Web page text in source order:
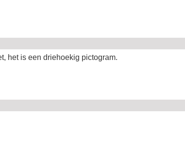
het is een driehoekig pictogram.